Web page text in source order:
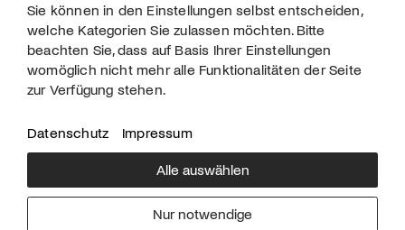
Über uns
Downloads
Werben
Impressum
Sie können in den Einstellungen selbst entscheiden,
welche Kategorien Sie zulassen möchten. Bitte
beachten Sie, dass auf Basis Ihrer Einstellungen
womöglich nicht mehr alle Funktionalitäten der Seite
zur Verfügung stehen.
Datenschutz Impressum
Alle auswählen
Nur notwendige